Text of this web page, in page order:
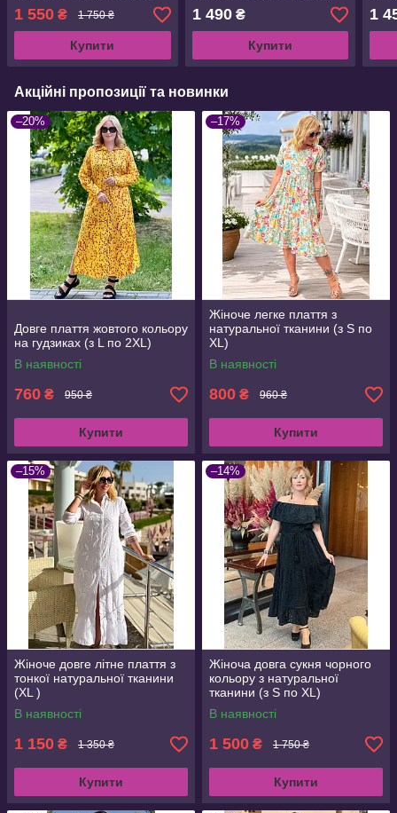
1 550 ₴ 1 750 ₴
Купити
1 490₴
Купити
1
Акційні пропозиції та новинки
–20%
Довге плаття жовтого кольору
на гудзиках (з L по 2XL)
В наявності
760 ₴ 950 ₴
Купити
–17%
Жіноче легке плаття з
натуральної тканини (з S по
XL)
В наявності
800 ₴ 960 ₴
Купити
–15%
Жіноче довге літне плаття з
тонкої натуральної тканини
(XL )
В наявності
1 150 ₴ 1 350 ₴
Купити
–14%
Жіноча довга сукня чорного
кольору з натуральної
тканини (з S по XL)
В наявності
1 500 ₴ 1 750 ₴
Купити